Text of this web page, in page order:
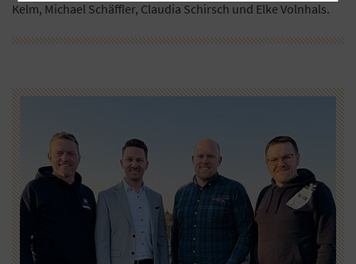
Kelm, Michael Schäffler, Claudia Schirsch und Elke Volnhals.